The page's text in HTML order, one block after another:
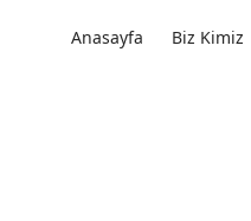
Anasayfa Biz Kimiz